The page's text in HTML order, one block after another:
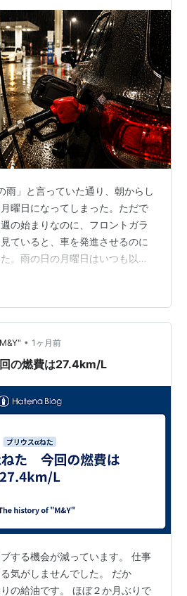
雨」と言っていた通り、朝からし
曜日になってしまった。ただで
の始まりなのに、フロントガラ
ていると、車を発進させるのに
。雨の日の月曜日はいつも以上
プを追いかけるように慎重に車
り、ようやく帰路へ。実は土日
ったのに、雨を理由に後回しに
ないといけないことを思い出し
点く一歩手前だったので、いつ
• 1ヶ月前
の燃費は27.4km/L
する機会が減っています。 仕事
気がしませんでした。 だか
の給油です。 ほぼ２か月ぶりで